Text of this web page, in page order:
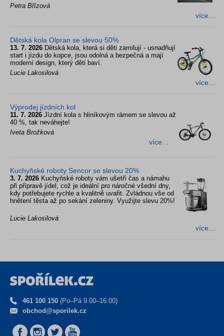
Petra Břízová
více…
Dětská kola Olpran se slevou 50%
13. 7. 2026 Dětská kola, která si děti zamilují - usnadňují
start i jízdu do kopce, jsou odolná a bezpečná a mají
moderní design, který děti baví.
Lucie Lakosilová
více…
Výprodej jízdních kol
11. 7. 2026 Jízdní kola s hliníkovým rámem se slevou až
40 %, tak neváhejte!
Iveta Brožková
více…
Kuchyňské roboty Sencor se slevou 20%
3. 7. 2026 Kuchyňské roboty vám ušetří čas a námahu
při přípravě jídel, což je ideální pro náročné všední dny,
kdy potřebujete rychle a kvalitně uvařit. Zvládnou vše od
hnětení těsta až po sekání zeleniny. Využijte slevu 20%!
Lucie Lakosilová
více…
461 100 150 (Po–Pá 9.00–16.00)
obchod@sporilek.cz